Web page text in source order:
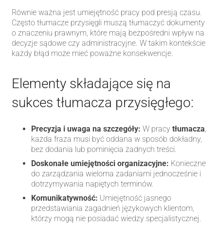
Równie ważna jest umiejętność pracy pod presją czasu.
Często tłumacze przysięgli muszą tłumaczyć dokumenty
o znaczeniu prawnym, które mają bezpośredni wpływ na
decyzje sądowe czy administracyjne. W takim kontekście
każdy błąd może mieć poważne konsekwencje.
Elementy składające się na
sukces tłumacza przysięgłego:
Precyzja i uwaga na szczegóły: W pracy tłumacza,
każda fraza musi być oddana w sposób dokładny,
bez dodania lub pominięcia żadnych treści.
Doskonałe umiejętności organizacyjne: Konieczne
do zarządzania wieloma zadaniami jednocześnie i
dotrzymywania napiętych terminów.
Komunikatywność: Umiejętność jasnego
przedstawiania zagadnień językowych klientom,
którzy mogą nie posiadać wiedzy specjalistycznej.